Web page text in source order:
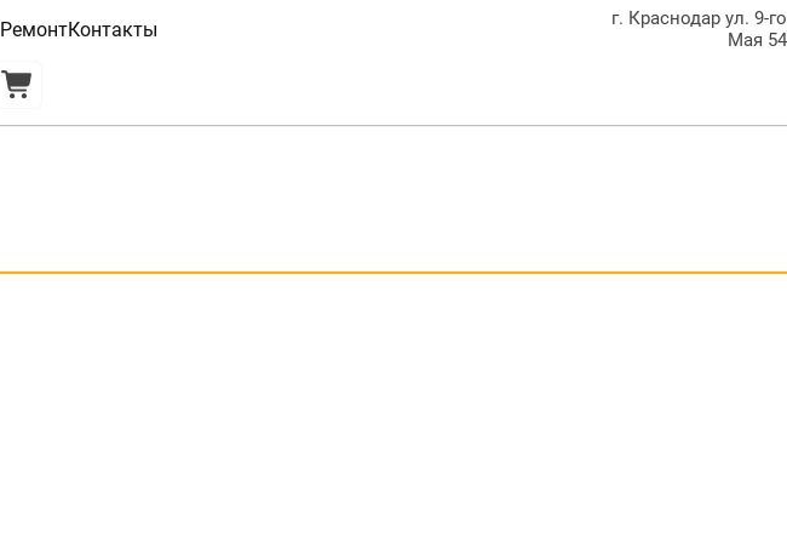
РемонтКонтакты
г. Краснодар ул. 9-го
Мая 54